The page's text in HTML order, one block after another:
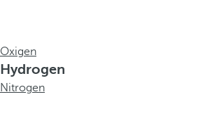
Oxigen
Hydrogen
Nitrogen